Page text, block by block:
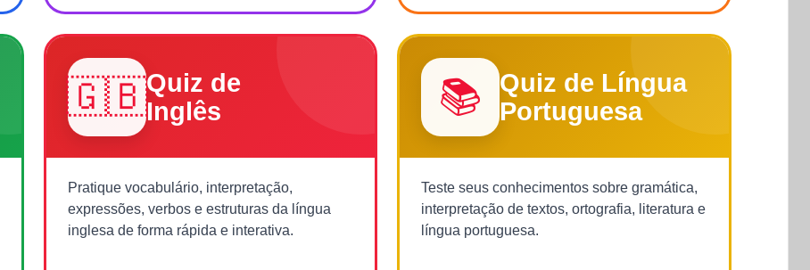
🇬🇧Quiz de
Inglês
Pratique vocabulário, interpretação,
expressões, verbos e estruturas da língua
inglesa de forma rápida e interativa.
📚
Quiz de Língua
Portuguesa
Teste seus conhecimentos sobre gramática,
interpretação de textos, ortografia, literatura e
língua portuguesa.